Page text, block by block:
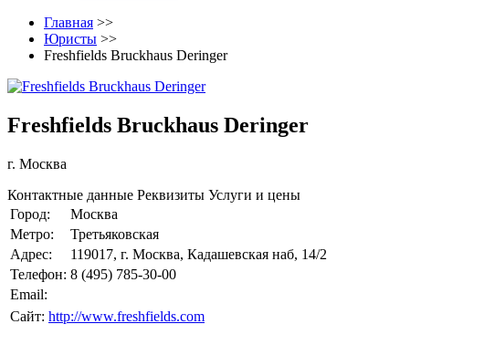
Главная >>
Юристы >>
Freshfields Bruckhaus Deringer
Freshfields Bruckhaus Deringer
г. Москва
Контактные данные Реквизиты Услуги и цены
Город:
Москва
Метро:
Третьяковская
Адрес:
119017, г. Москва, Кадашевская наб, 14/2
Телефон: 8 (495) 785-30-00
Email:
Сайт: http://www.freshfields.com